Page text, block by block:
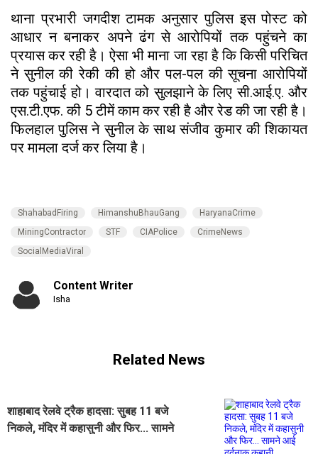
थाना प्रभारी जगदीश टामक अनुसार पुलिस इस पोस्ट को
आधार न बनाकर अपने ढंग से आरोपियों तक पहुंचने का
प्रयास कर रही है। ऐसा भी माना जा रहा है कि किसी परिचित
ने सुनील की रेकी की हो और पल-पल की सूचना आरोपियों
तक पहुंचाई हो। वारदात को सुलझाने के लिए सी.आई.ए. और
एस.टी.एफ. की 5 टीमें काम कर रही है और रेड की जा रही है।
फिलहाल पुलिस ने सुनील के साथ संजीव कुमार की शिकायत
पर मामला दर्ज कर लिया है।
ShahabadFiring HimanshuBhauGang
HaryanaCrime
MiningContractor
STF CIAPolice
CrimeNews
SocialMediaViral
Content Writer
Isha
Related News
शाहाबाद रेलवे ट्रैक हादसा: सुबह 11 बजे
निकले, मंदिर में कहासुनी और फिर... सामने